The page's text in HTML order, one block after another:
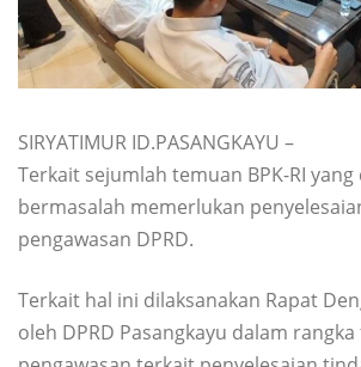
SIRYATIMUR ID.PASANGKAYU –
Terkait sejumlah temuan BPK-RI yang
bermasalah memerlukan
pengawasan DPRD.
Terkait hal ini dilaksanakan Rapat
oleh DPRD Pasangkayu dalam